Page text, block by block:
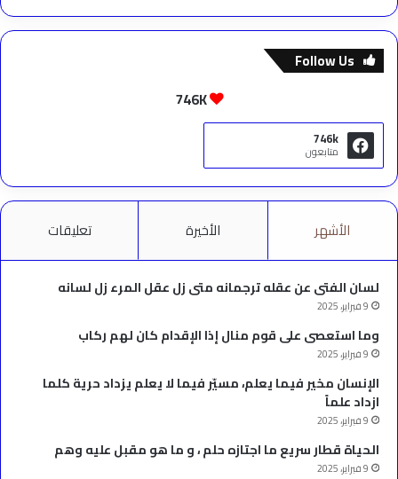
Follow Us
746K
746k
متابعون
الأشهر الأخيرة تعليقات
لسان الفتى عن عقله ترجمانه متى زل عقل المرء زل لسانه
9 فبراير، 2025
وما استعصى على قوم منال إذا الإقدام كان لهم ركاب
9 فبراير، 2025
الإنسان مخير فيما يعلم، مسيّر فيما لا يعلم يزداد حرية كلما
ازداد علماً
9 فبراير، 2025
الحياة قطار سريع ما اجتازه حلم ، و ما هو مقبل عليه وهم
9 فبراير، 2025